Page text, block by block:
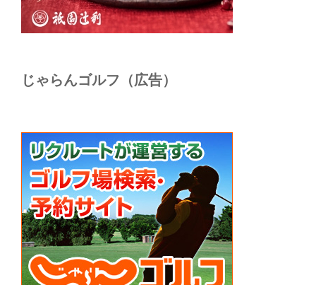
じゃらんゴルフ（広告）